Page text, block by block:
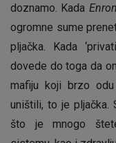
doznamo. Kada Enron
ogromne sume
pljačka. Kada
dovede do toga da
mafiju koji brzo
uništili, to je pljačka.
što je mnogo